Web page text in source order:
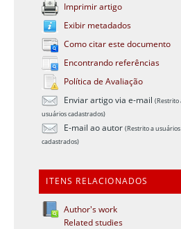
Imprimir artigo
Exibir metadados
Como citar este documento
Encontrando referências
Política de Avaliação
Enviar artigo via e-mail(Restrito
usuários cadastrados)
E-mail ao autor(Restrito a usuários
cadastrados)
ITENS RELACIONADOS
Author's work
Related studies